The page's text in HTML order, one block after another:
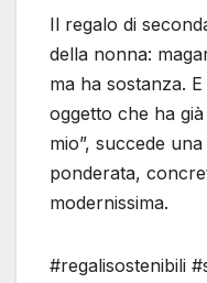
Il regalo di
della nonna:
ma ha sostanza.
oggetto che ha
mio”, succede
ponderata,
modernissima.
#regalisostenibili